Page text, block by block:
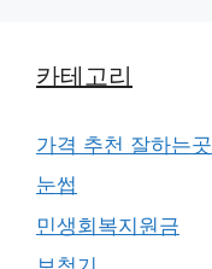
카테고리
가격 추천 잘하는곳
눈썹
민생회복지원금